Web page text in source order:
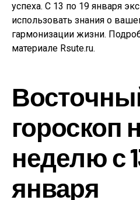
успеха. С 13 по 19 января
использовать знания о
гармонизации жизни.
материале Rsute.ru.
гороскоп
неделю с
января